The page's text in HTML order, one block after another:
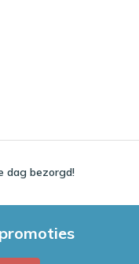
dag bezorgd!